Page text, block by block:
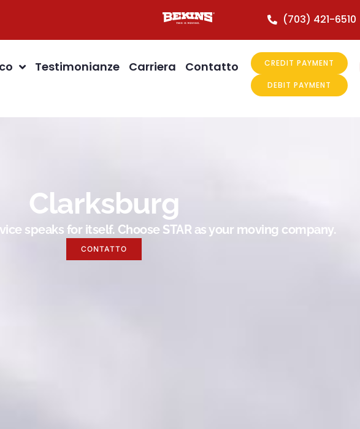
(703) 421-6510
Testimonianze Carriera Contatto CREDIT PAYMENT
DEBIT PAYMENT
Clarksburg
speaks for itself. Choose STAR as your moving company.
CONTATTO